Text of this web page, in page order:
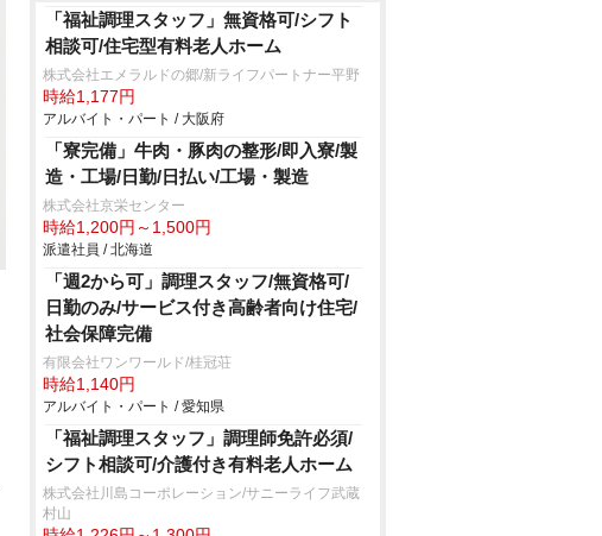
「福祉調理スタッフ」無資格可/シフト
相談可/住宅型有料老人ホーム
株式会社エメラルドの郷/新ライフパートナー平野
時給1,177円
アルバイト・パート / 大阪府
「寮完備」牛肉・豚肉の整形/即入寮/製
造・工場/日勤/日払い/工場・製造
株式会社京栄センター
時給1,200円～1,500円
派遣社員 / 北海道
「週2から可」調理スタッフ/無資格可/
日勤のみ/サービス付き高齢者向け住宅/
社会保障完備
有限会社ワンワールド/桂冠荘
時給1,140円
アルバイト・パート / 愛知県
「福祉調理スタッフ」調理師免許必須/
シフト相談可/介護付き有料老人ホーム
株式会社川島コーポレーション/サニーライフ武蔵
村山